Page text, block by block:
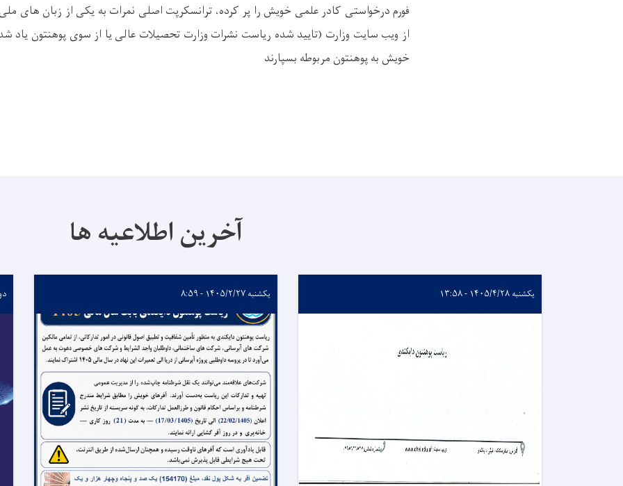
فورم درخواستی کادر علمی خویش را پر کرده، ترانسکرپت اصلی نمرات به یکی از زبان های
از ویب سایت وزارت (تایید شده ریاست نشرات وزارت تحصیلات عالی یا از سوی پوهنتون یاد
خویش به پوهنتون مربوطه بسپارند
آخرین اطلاعیه ها
یکشنبه ۱۴۰۵/۴/۲۸ - ۱۳:۵۸ یکشنبه ۱۴۰۵/۲/۲۷ - ۸:۵۹